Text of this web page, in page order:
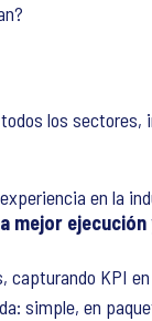
los
en la
mejor
KPI
simple, en